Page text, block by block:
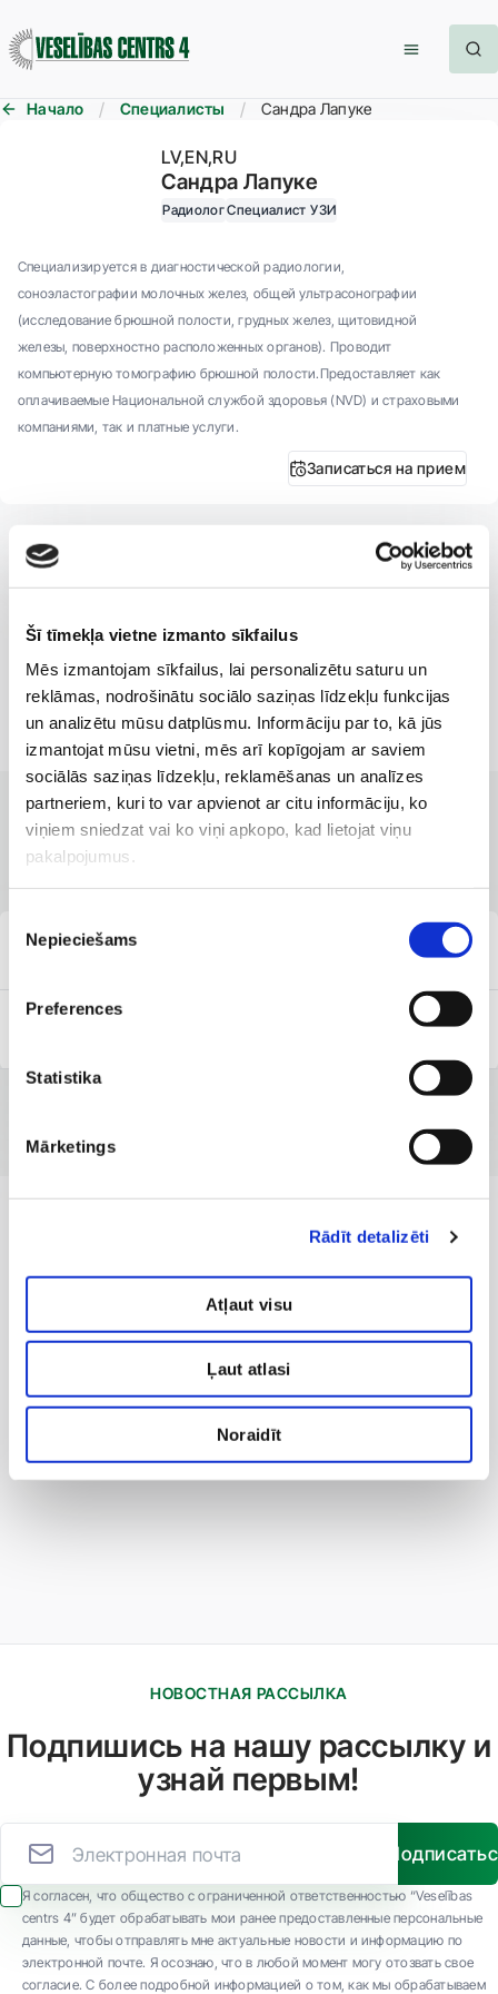
Šī tīmekļa vietne izmanto sīkfailus
Mēs izmantojam sīkfailus, lai personalizētu saturu un
reklāmas, nodrošinātu sociālo saziņas līdzekļu funkcijas
un analizētu mūsu datplūsmu. Informāciju par to, kā jūs
izmantojat mūsu vietni, mēs arī kopīgojam ar saviem
sociālās saziņas līdzekļu, reklamēšanas un analīzes
partneriem, kuri to var apvienot ar citu informāciju, ko
viņiem sniedzat vai ko viņi apkopo, kad lietojat viņu
pakalpojumus.
izvēle
Nepieciešams
Preferences
Statistika
Mārketings
Rādīt detalizēti
Atļaut visu
Ļaut atlasi
Noraidīt
Начало Специалисты Сандра Лапуке
LV EN RU
Сандра Лапуке
РадиологСпециалист УЗИ
Специализируется в диагностической радиологии,
соноэластографии молочных желез, общей ультрасонографии
(исследование брюшной полости, грудных желез, щитовидной
железы, поверхностно расположенных органов). Проводит
компьютерную томографию брюшной полости.Предоставляет как
оплачиваемые Национальной службой здоровья (NVD) и страховыми
компаниями, так и платные услуги.
Записаться на прием
КЛИНИКИ С ЛУЧШИМИ УСЛУГАМИ
Филиалы, где доступна услуга
"Veselības centrs 4", ул. Кришьяня Барона, 117
НОВОСТНАЯ РАССЫЛКА
Подпишись на нашу рассылку и
узнай первым!
Я согласен, что общество с ограниченной ответственностью “Veselības
centrs 4” будет обрабатывать мои ранее предоставленные персональные
данные, чтобы отправлять мне актуальные новости и информацию по
электронной почте. Я осознаю, что в любой момент могу отозвать свое
согласие. С более подробной информацией о том, как мы обрабатываем